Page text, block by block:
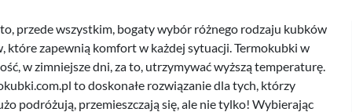
przede wszystkim, bogaty wybór różnego rodzaju kubków
które zapewnią komfort w każdej sytuacji. Termokubki w
w zimniejsze dni, za to, utrzymywać wyższą temperaturę.
to doskonałe rozwiązanie dla tych, którzy
podróżują, przemieszczają się, ale nie tylko! Wybierając